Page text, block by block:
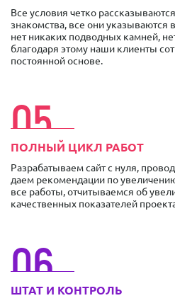
Все условия четко
знакомства, все они указываются
нет никаких подводных камней,
благодаря этому наши клиенты
постоянной основе.
05
ПОЛНЫЙ ЦИКЛ РАБОТ
Разрабатываем сайт с нуля,
даем рекомендации по
все работы, отчитываемся об
качественных показателей
06
ШТАТ И КОНТРОЛЬ